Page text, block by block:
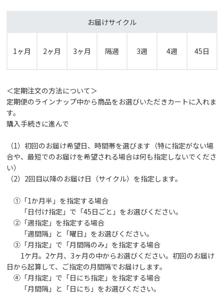
お届けサイクル
1ヶ月 2ヶ月 3ヶ月 隔週 3週 4週 45日
＜定期注文の方法について＞
定期便のラインナップ中から商品をお選びいただきカートに入れま
す。
購入手続きに進んで
（1）初回のお届け希望日、時間帯を選びます（特に指定がない場
合や、最短でのお届けを希望される場合は何も指定しないでくださ
い）
（2）2回目以降のお届け日（サイクル）を指定します。
①「1か月半」を指定する場合
「日付け指定」で「45日ごと」をお選びください。
②「週指定」を指定する場合
「週間隔」と「曜日」をお選びください。
③「月指定」で「月間隔のみ」を指定する場合
1ケ月。2ケ月、3ヶ月の中からお選びください。初回のお届け
日から起算して、ご指定の月間隔でお届けします。
④「月指定」で「日にち指定」を指定する場合
「月間隔」と「日にち」をお選びください。